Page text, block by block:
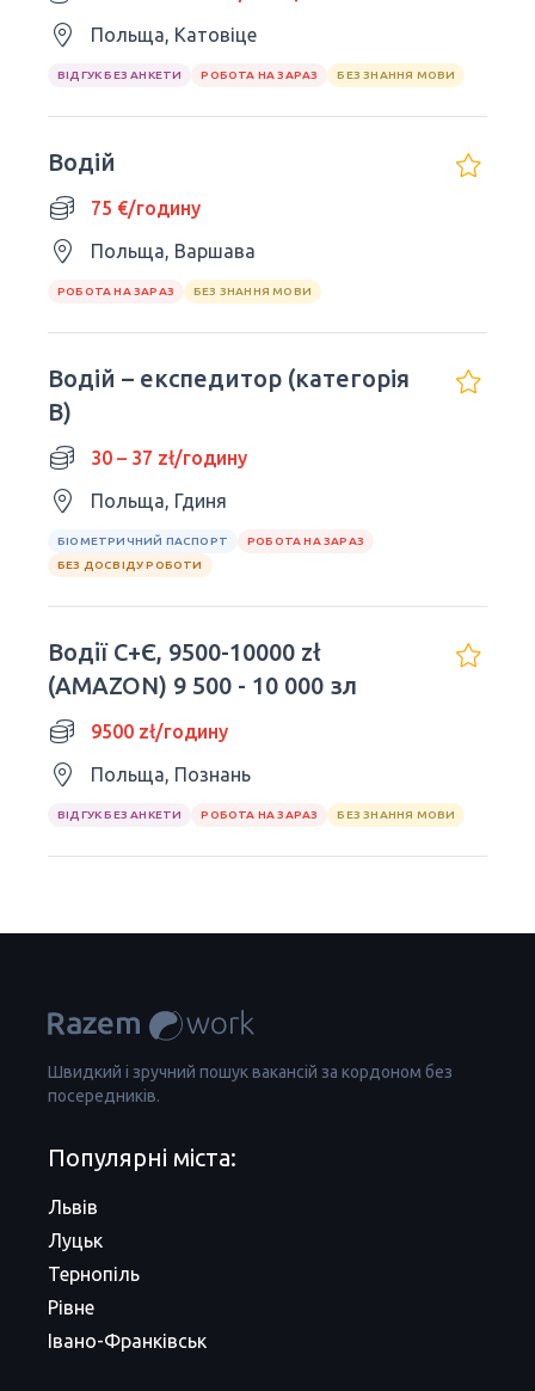
Польща, Катовіце
ВІДГУК БЕЗ АНКЕТИ РОБОТА НА ЗАРАЗ БЕЗ ЗНАННЯ МОВИ
Водій
75 €/годину
Польща, Варшава
РОБОТА НА ЗАРАЗ БЕЗ ЗНАННЯ МОВИ
Водій – експедитор (категорія
В)
30 – 37 zł/годину
Польща, Гдиня
БІОМЕТРИЧНИЙ ПАСПОРТ
РОБОТА НА ЗАРАЗ
БЕЗ ДОСВІДУ РОБОТИ
Водiї С+Є, 9500-10000 zł
(AMAZON) 9 500 - 10 000 зл
9500 zł/годину
Польща, Познань
ВІДГУК БЕЗ АНКЕТИ РОБОТА НА ЗАРАЗ БЕЗ ЗНАННЯ МОВИ
Швидкий і зручний пошук вакансій за кордоном без
посередників.
Популярні міста:
Львів
Луцьк
Тернопіль
Рівне
Івано-Франківськ